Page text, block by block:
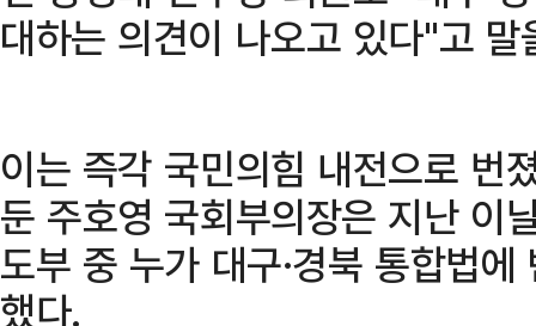
대하는 의견이 나오고 있다"고 말
이는 즉각 국민의힘 내전으로 번
둔 주호영 국회부의장은 지난 이
도부 중 누가 대구·경북 통합법
했다.